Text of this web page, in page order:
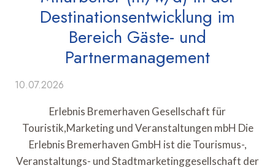
Destinationsentwicklung im
Bereich Gäste- und
Partnermanagement
10.07.2026
Erlebnis Bremerhaven Gesellschaft für
Touristik,Marketing und Veranstaltungen mbH Die
Erlebnis Bremerhaven GmbH ist die Tourismus-,
Veranstaltungs- und Stadtmarketinggesellschaft der